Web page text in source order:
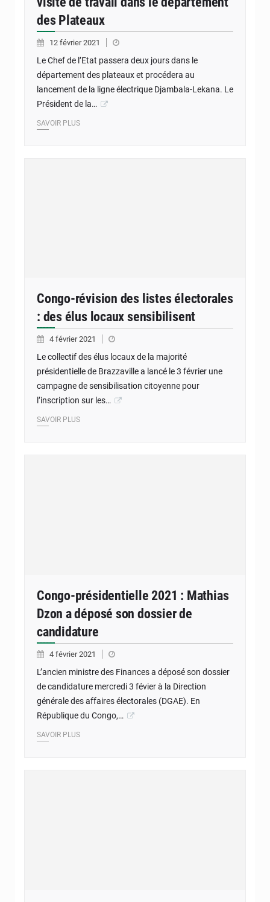
des Plateaux
12 février 2021
Le Chef de l’Etat passera deux jours dans le
département des plateaux et procédera au
lancement de la ligne électrique Djambala-Lekana. Le
Président de la…
SAVOIR PLUS
Congo-révision des listes électorales
: des élus locaux sensibilisent
4 février 2021
Le collectif des élus locaux de la majorité
présidentielle de Brazzaville a lancé le 3 février une
campagne de sensibilisation citoyenne pour
l’inscription sur les…
SAVOIR PLUS
Congo-présidentielle 2021 : Mathias
Dzon a déposé son dossier de
candidature
4 février 2021
L’ancien ministre des Finances a déposé son dossier
de candidature mercredi 3 févier à la Direction
générale des affaires électorales (DGAE). En
République du Congo,…
SAVOIR PLUS